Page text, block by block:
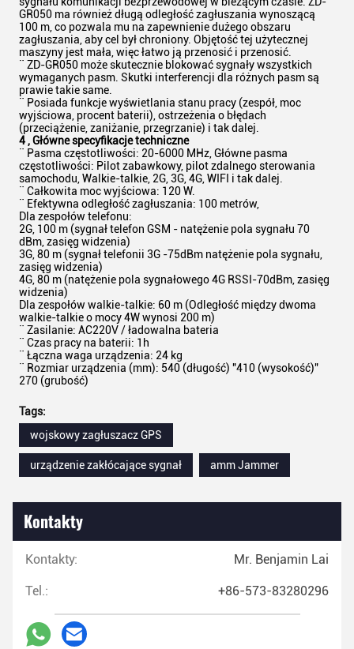
GR050 ma również długą odległość zagłuszania wynoszącą
100 m, co pozwala mu na zapewnienie dużego obszaru
zagłuszania, aby cel był chroniony. Objętość tej użytecznej
maszyny jest mała, więc łatwo ją przenosić i przenosić.
¨ ZD-GR050 może skutecznie blokować sygnały wszystkich
wymaganych pasm. Skutki interferencji dla różnych pasm są
prawie takie same.
¨ Posiada funkcje wyświetlania stanu pracy (zespół, moc
wyjściowa, procent baterii), ostrzeżenia o błędach
(przeciążenie, zaniżanie, przegrzanie) i tak dalej.
4,Główne specyfikacje techniczne
¨ Pasma częstotliwości: 20-6000 MHz, Główne pasma
częstotliwości: Pilot zabawkowy, pilot zdalnego sterowania
samochodu, Walkie-talkie, 2G, 3G, 4G, WIFI i tak dalej.
¨ Całkowita moc wyjściowa: 120 W.
¨ Efektywna odległość zagłuszania: 100 metrów,
Dla zespołów telefonu:
2G, 100 m (sygnał telefon GSM - natężenie pola sygnału 70
dBm, zasięg widzenia)
3G, 80 m (sygnał telefonii 3G -75dBm natężenie pola sygnału,
zasięg widzenia)
4G, 80 m (natężenie pola sygnałowego 4G RSSI-70dBm, zasięg
widzenia)
Dla zespołów walkie-talkie: 60 m (Odległość między dwoma
walkie-talkie o mocy 4W wynosi 200 m)
¨ Zasilanie: AC220V / ładowalna bateria
¨ Czas pracy na baterii: 1h
¨ Łączna waga urządzenia: 24 kg
¨ Rozmiar urządzenia (mm): 540 (długość) "410 (wysokość)"
270 (grubość)
Tags:
wojskowy zagłuszacz GPS
urządzenie zakłócające sygnał amm Jammer
Kontakty
Kontakty: Mr. Benjamin Lai
Tel.: +86-573-83280296